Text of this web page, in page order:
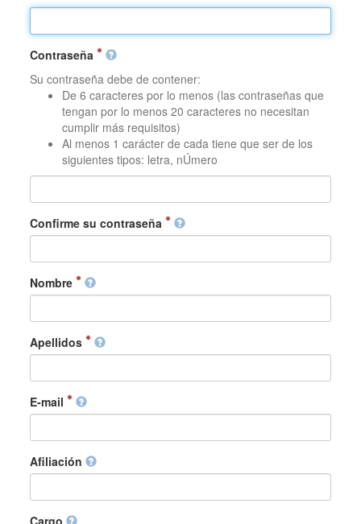
Contraseña
Su contraseña debe de contener:
De 6 caracteres por lo menos (las contraseñas que
tengan por lo menos 20 caracteres no necesitan
cumplir más requisitos)
Al menos 1 carácter de cada tiene que ser de los
siguientes tipos: letra, nÚmero
Confirme su contraseña
Nombre
Apellidos
E-mail
Afiliación
Cargo